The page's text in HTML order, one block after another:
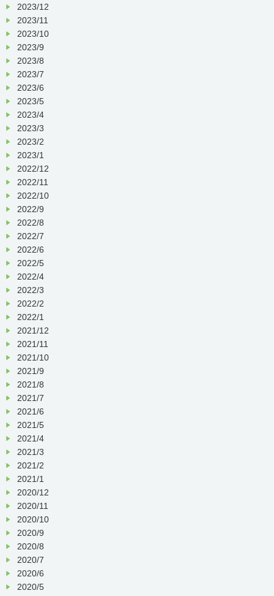
2023/12
2023/11
2023/10
2023/9
2023/8
2023/7
2023/6
2023/5
2023/4
2023/3
2023/2
2023/1
2022/12
2022/11
2022/10
2022/9
2022/8
2022/7
2022/6
2022/5
2022/4
2022/3
2022/2
2022/1
2021/12
2021/11
2021/10
2021/9
2021/8
2021/7
2021/6
2021/5
2021/4
2021/3
2021/2
2021/1
2020/12
2020/11
2020/10
2020/9
2020/8
2020/7
2020/6
2020/5